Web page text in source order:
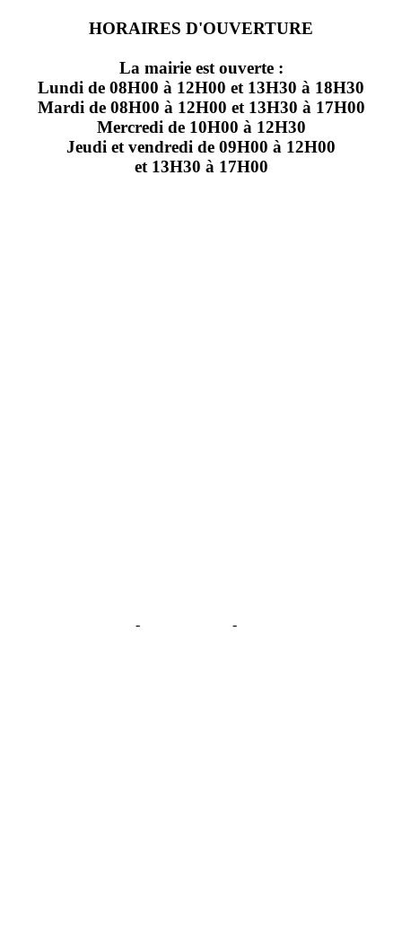
HORAIRES D'OUVERTURE
La mairie est ouverte :
Lundi de 08H00 à 12H00 et 13H30 à 18H30
Mardi de 08H00 à 12H00 et 13H30 à 17H00
Mercredi de 10H00 à 12H30
Jeudi et vendredi de 09H00 à 12H00
et 13H30 à 17H00
- -